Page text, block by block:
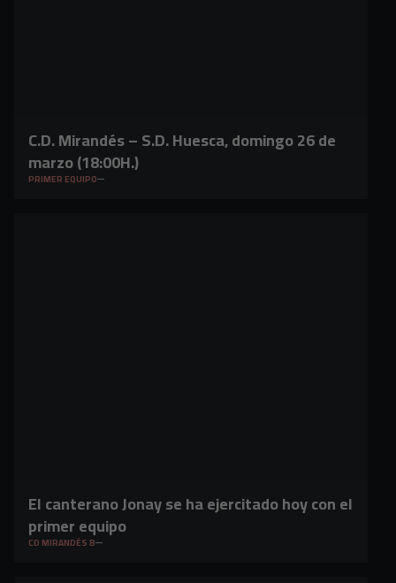
C.D. Mirandés – S.D. Huesca, domingo 26 de
marzo (18:00H.)
PRIMER EQUIPO
El canterano Jonay se ha ejercitado hoy con el
primer equipo
CD MIRANDÉS B